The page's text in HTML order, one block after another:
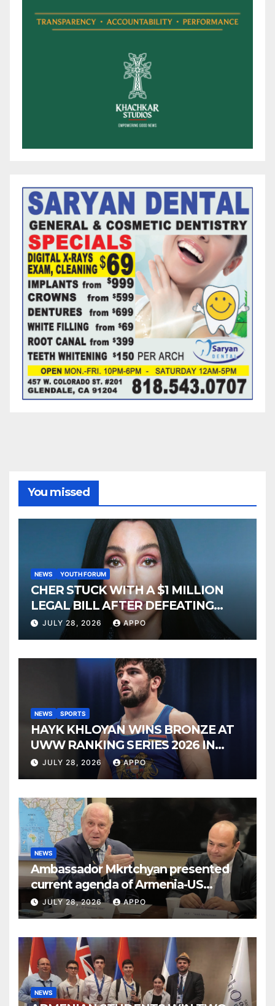
You missed
NEWS YOUTH FORUM
CHER STUCK WITH A $1 MILLION
LEGAL BILL AFTER DEFEATING
SONNY BONO’S WIDOW
JULY 28, 2026 APPO
NEWS SPORTS
HAYK KHLOYAN WINS BRONZE AT
UWW RANKING SERIES 2026 IN
BUDAPEST
JULY 28, 2026 APPO
NEWS
Ambassador Mkrtchyan presented
current agenda of Armenia-US
relations at American Foreign Policy
Council
JULY 28, 2026 APPO
NEWS